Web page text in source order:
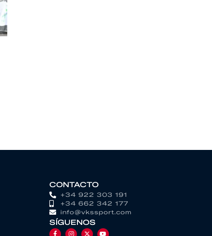
CONTACTO
+34 922 303 191
+34 662 342 177
info@vkssport.com
SÍGUENOS